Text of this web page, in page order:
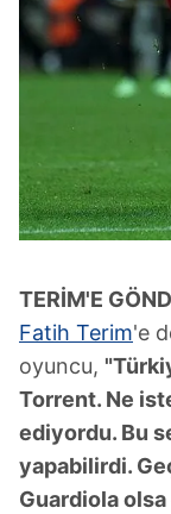
Sitemizde
verileriniz
toplumu
kılınması ve
reklam/
sınırlı olarak
vasıtasıyla
için Ayarlar
Metnimiziziyaret
6698 sayılı
hazırlanmış
ilgili mevzuata
almak için lütfen
TERİM'E
Fatih Terim'e
oyuncu,
Torrent. Ne
ediyordu. Bu
yapabilirdi.
Guardiola